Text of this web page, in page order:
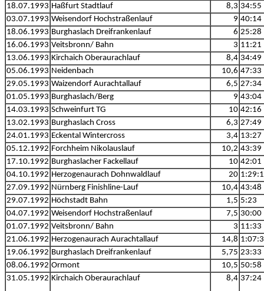
18.07.1993 Haßfurt Stadtlauf 8,3 34:55
03.07.1993 Weisendorf Hochstraßenlauf 9 40:14
18.06.1993 Burghaslach Dreifrankenlauf 6 25:28
16.06.1993 Veitsbronn/ Bahn 3 11:21
13.06.1993 Kirchaich Oberaurachlauf 8,4 34:49
05.06.1993 Neidenbach 10,6 47:33
29.05.1993 Waizendorf Aurachtallauf 6,5 27:34
01.05.1993 Burghaslach/Berg 9 43:04
14.03.1993 Schweinfurt TG 10 42:16
13.02.1993 Burghaslach Cross 6,3 27:49
24.01.1993 Eckental Wintercross 3,4 13:27
05.12.1992 Forchheim Nikolauslauf 10,2 43:39
17.10.1992 Burghaslacher Fackellauf 10 42:01
04.10.1992 Herzogenaurach Dohnwaldlauf 20
27.09.1992 Nürnberg Finishline-Lauf 10,4 43:48
29.07.1992 Höchstadt Bahn 1,5 5:23
04.07.1992 Weisendorf Hochstraßenlauf 7,5 30:00
01.07.1992 Veitsbronn/ Bahn 3 11:33
21.06.1992 Herzogenaurach Aurachtallauf 14,8
19.06.1992 Burghaslach Dreifrankenlauf 5,75 23:33
08.06.1992 Ormont 10,5 50:58
31.05.1992 Kirchaich Oberaurachlauf 8,4 37:24